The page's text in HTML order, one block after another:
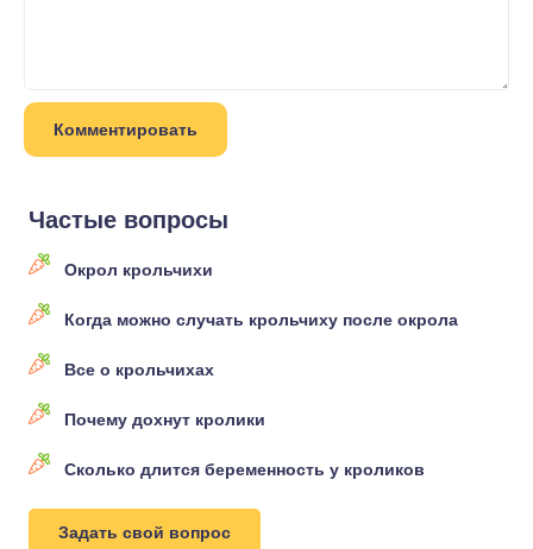
Частые вопросы
Окрол крольчихи
Когда можно случать крольчиху после окрола
Все о крольчихах
Почему дохнут кролики
Сколько длится беременность у кроликов
Задать свой вопрос